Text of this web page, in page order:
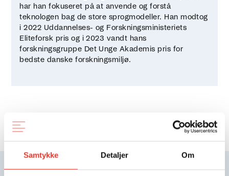
Samtykke Detaljer Om
har han fokuseret på at anvende og forstå
teknologen bag de store sprogmodeller. Han modtog
i 2022 Uddannelses- og Forskningsministeriets
Eliteforsk pris og i 2023 vandt hans
forskningsgruppe Det Unge Akademis pris for
bedste danske forskningsmiljø.